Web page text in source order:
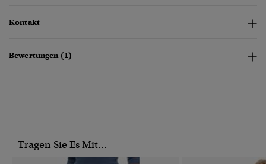
Kontakt
Bewertungen (1)
Tragen Sie Es Mit...